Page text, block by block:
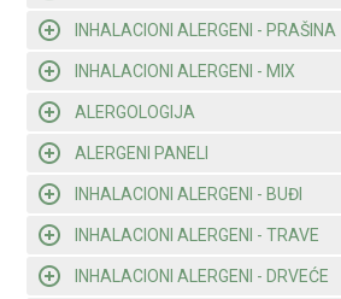
INHALACIONI ALERGENI - PRAŠINA
INHALACIONI ALERGENI - MIX
ALERGOLOGIJA
ALERGENI PANELI
INHALACIONI ALERGENI - BUĐI
INHALACIONI ALERGENI - TRAVE
INHALACIONI ALERGENI - DRVEĆE